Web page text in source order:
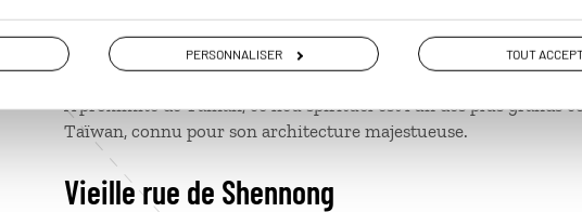
PERSONNALISER TOUT
Monastère de Foguangshan
À proximité de Tainan, ce lieu spirituel est l’un des plus grands
Taïwan, connu pour son architecture majestueuse.
Vieille rue de Shennong